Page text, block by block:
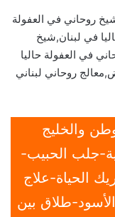
روحاني في العفولة
في لبنان,شيخ
في العفولة حاليا
روحاني لبناني
والخليج
جلب الحبيب-
الحياة-علاج
طلاق بين